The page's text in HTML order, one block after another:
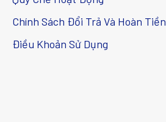
Chính Sách Đổi Trả Và Hoàn Tiền
Điều Khoản Sử Dụng